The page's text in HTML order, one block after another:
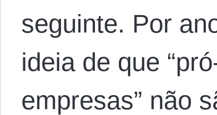
seguinte. Por
ideia de que
empresas” não